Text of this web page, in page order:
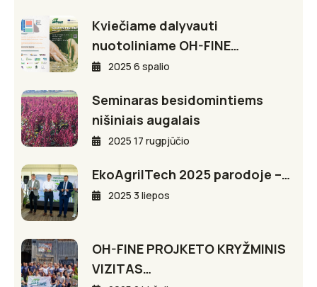
Kviečiame dalyvauti
nuotoliniame OH-FINE…
2025 6 spalio
Seminaras besidomintiems
nišiniais augalais
2025 17 rugpjūčio
EkoAgriITech 2025 parodoje –…
2025 3 liepos
OH-FINE PROJKETO KRYŽMINIS
VIZITAS…